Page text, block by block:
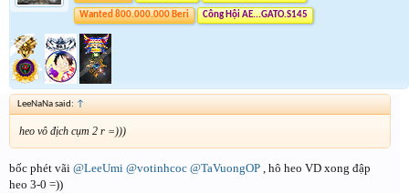
Wanted 800.000.000 Beri Công Hội AE...GATO.S145
LeeNaNa said: ↑
heo vô địch cụm 2 r =)))
bốc phét vãi @LeeUmi @votinhcoc @TaVuongOP , hô heo VD xong đập
heo 3-0 =))